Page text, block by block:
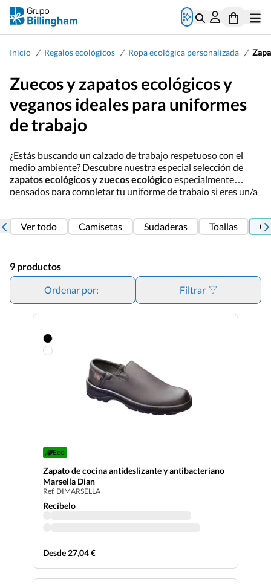
Inicio / Regalos ecológicos / Ropa ecológica personalizada /
Zuecos y zapatos ecológicos y
veganos ideales para uniformes
de trabajo
¿Estás buscando un calzado de trabajo respetuoso con el
medio ambiente? Descubre nuestra especial selección de
zapatos ecológicos y zuecos ecológicoespecialmente
pensados para completar tu uniforme de trabajo si eres un/a
alimentaria o si te dedicas a la hostelería o restauración.
Nuestroszuecos y zapatos eco-amigables cuentan con la
además garantiza que el calzado ha sido fabricado con
textiles libres de sustancias nocivas. Además de estos,
vendemoszapatos veganos libres de componentes de
origen animal
. Disponemos de calzado ecológico en varios
modelos, colores y con funcionalidades como suela anti-
antideslizantes, transpirables; todos ellos disponibles en
varios colores y diseños.
Ver todo Camisetas Sudaderas Toallas
9 productos
Ordenar por: Filtrar
Eco
Zapato de cocina antideslizante y antibacteriano
Marsella Dian
Ref. DIMARSELLA
Recíbelo
Desde 27,04 €